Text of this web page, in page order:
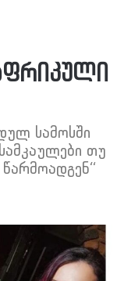
სამოსში
თუ